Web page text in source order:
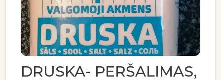
DRUSKA- PERŠALIMAS,